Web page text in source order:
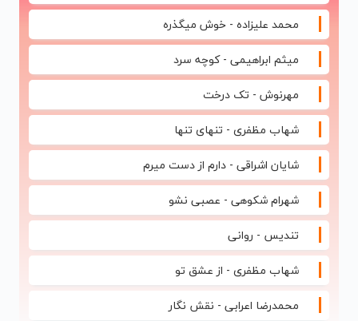
محمد علیزاده - خوش میگذره
میثم ابراهیمی - کوچه سرد
مهرنوش - تک درخت
شهاب مظفری - تنهای تنها
شایان اشراقی - دارم از دست میرم
شهرام شکوهی - عصبی نشو
تندیس - روانی
شهاب مظفری - از عشق تو
محمدرضا اعرابی - نقش نگار